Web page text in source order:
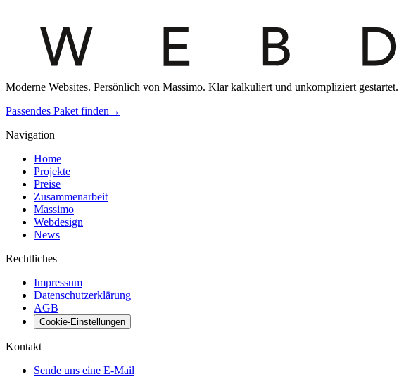
Moderne Websites. Persönlich von Massimo. Klar kalkuliert und unkompliziert gestartet.
Passendes Paket finden →
Navigation
Home
Projekte
Preise
Zusammenarbeit
Massimo
Webdesign
News
Rechtliches
Impressum
Datenschutzerklärung
AGB
Cookie-Einstellungen
Kontakt
Sende uns eine E-Mail